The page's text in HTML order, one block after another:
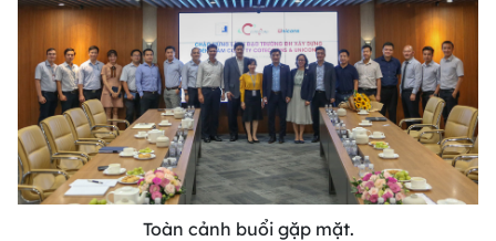
Toàn cảnh buổi gặp mặt.